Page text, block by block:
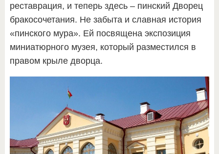
реставрация, и теперь здесь – пинский Дворец
бракосочетания. Не забыта и славная история
«пинского мура». Ей посвящена экспозиция
миниатюрного музея, который разместился в
правом крыле дворца.